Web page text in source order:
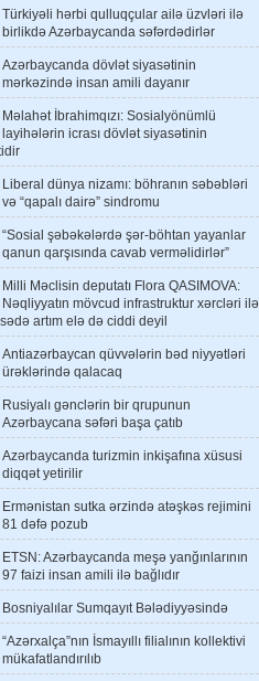
Türkiyəli hərbi qulluqçular ailə üzvləri ilə
birlikdə Azərbaycanda səfərdədirlər
Azərbaycanda dövlət siyasətinin
mərkəzində insan amili dayanır
Məlahət İbrahimqızı: Sosialyönümlü
layihələrin icrası dövlət siyasətinin
Liberal dünya nizamı: böhranın səbəbləri
və “qapalı dairə” sindromu
“Sosial şəbəkələrdə şər-böhtan yayanlar
qanun qarşısında cavab verməlidirlər”
Milli Məclisin deputatı Flora QASIMOVA:
Nəqliyyatın mövcud infrastruktur xərcləri ilə
artım elə də ciddi deyil
Antiazərbaycan qüvvələrin bəd niyyətləri
ürəklərində qalacaq
Rusiyalı gənclərin bir qrupunun
Azərbaycana səfəri başa çatıb
Azərbaycanda turizmin inkişafına xüsusi
diqqət yetirilir
Ermənistan sutka ərzində atəşkəs rejimini
81 dəfə pozub
ETSN: Azərbaycanda meşə yanğınlarının
97 faizi insan amili ilə bağlıdır
Bosniyalılar Sumqayıt Bələdiyyəsində
“Azərxalça”nın İsmayıllı filialının kollektivi
mükafatlandırılıb